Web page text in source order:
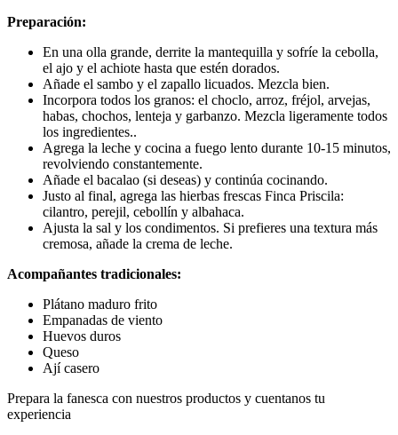
Preparación:
En una olla grande, derrite la mantequilla y sofríe la cebolla,
el ajo y el achiote hasta que estén dorados.
Añade el sambo y el zapallo licuados. Mezcla bien.
Incorpora todos los granos: el choclo, arroz, fréjol, arvejas,
habas, chochos, lenteja y garbanzo. Mezcla ligeramente todos
los ingredientes..
Agrega la leche y cocina a fuego lento durante 10-15 minutos,
revolviendo constantemente.
Añade el bacalao (si deseas) y continúa cocinando.
Justo al final, agrega las hierbas frescas Finca Priscila:
cilantro, perejil, cebollín y albahaca.
Ajusta la sal y los condimentos. Si prefieres una textura más
cremosa, añade la crema de leche.
Acompañantes tradicionales:
Plátano maduro frito
Empanadas de viento
Huevos duros
Queso
Ají casero
Prepara la fanesca con nuestros productos y cuentanos tu
experiencia